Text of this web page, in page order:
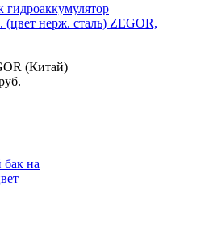
(цвет нерж. сталь) ZEGOR,
(Китай)